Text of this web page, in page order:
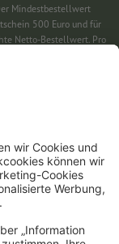
Mindestbestellwert
500 Euro und für
Netto-Bestellwert. Pro
Keine
Die Aktion gilt bis
und künftig
swieder abmelden.
Einmalig einlösbar.
Aktionen oder
sechs Wochen gültig.
Kein